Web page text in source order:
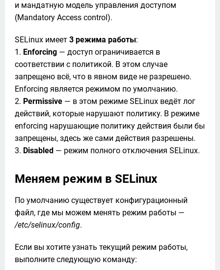
и мандатную модель управления доступом
(Mandatory Access control).
SELinux имеет 3 режима работы:
1. Enforcing — доступ ограничивается в
соответствии с политикой. В этом случае
запрещено всё, что в явном виде не разрешено.
Enforcing является режимом по умолчанию.
2. Permissive — в этом режиме SELinux ведёт лог
действий, которые нарушают политику. В режиме
enforcing нарушающие политику действия были бы
запрещены, здесь же сами действия разрешены.
3. Disabled — режим полного отключения SELinux.
Меняем режим в SELinux
По умолчанию существует конфигурационный
/etc/selinux/config.
Если вы хотите узнать текущий режим работы,
выполните следующую команду: